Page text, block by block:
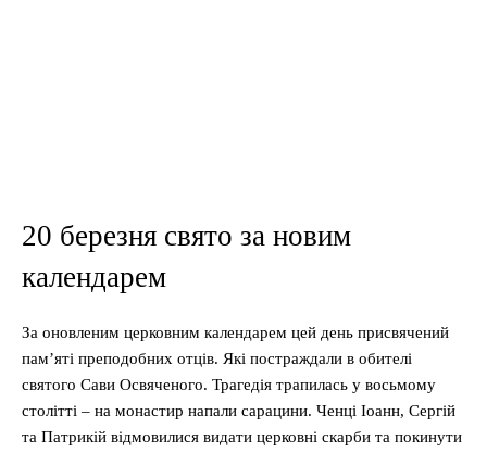
20 березня свято за новим
календарем
За оновленим церковним календарем цей день присвячений
пам’яті преподобних отців. Які постраждали в обителі
святого Сави Освяченого. Трагедія трапилась у восьмому
столітті – на монастир напали сарацини. Ченці Іоанн, Сергій
та Патрикій відмовилися видати церковні скарби та покинути